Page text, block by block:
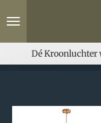
direct
hoofdinhoud
Dé Kroonluchter